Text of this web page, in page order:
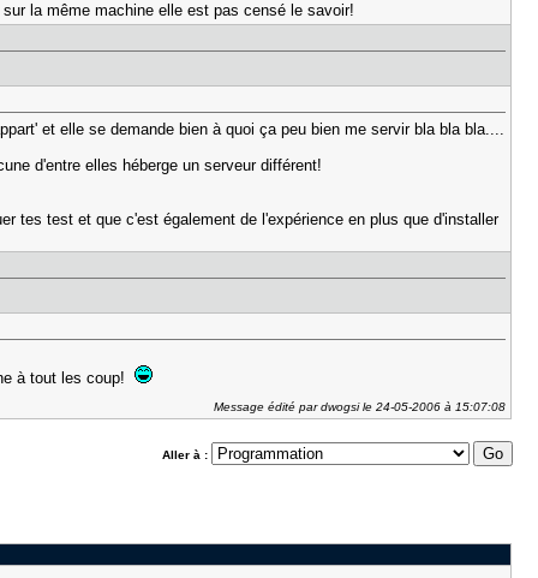
la même machine elle est pas censé le savoir!
et elle se demande bien à quoi ça peu bien me servir bla bla bla....
d'entre elles héberge un serveur différent!
tes test et que c'est également de l'expérience en plus que d'installer
à tout les coup!
Message édité par dwogsi le 24-05-2006 à 15:07:08
Aller à :